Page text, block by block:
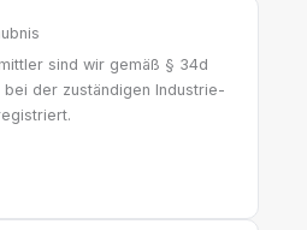
sind wir gemäß § 34d
der zuständigen Industrie-